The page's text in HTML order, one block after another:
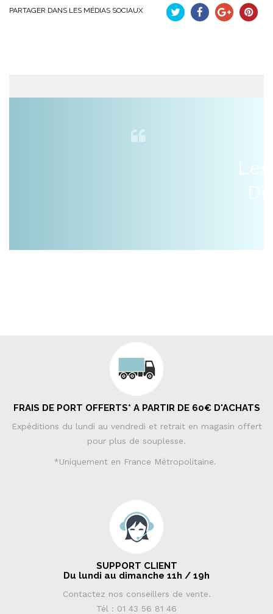
PARTAGER DANS LES MÉDIAS SOCIAUX
FRAIS DE PORT OFFERTS* A PARTIR DE 60€ D'ACHATS
Expéditions du lundi au vendredi et retrait en magasin offert
pour plus de souplesse.
*Uniquement en France Métropolitaine.
SUPPORT CLIENT
Du lundi au dimanche 11h / 19h
Contactez nos conseillers de vente.
Tél : 01 43 56 81 46